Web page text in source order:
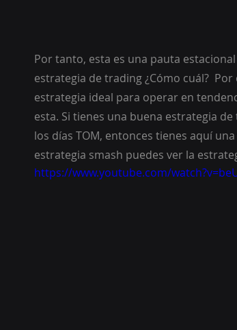
Por tanto, esta es una pauta
estrategia de trading ¿Cómo cuál?
estrategia ideal para operar en
esta. Si tienes una buena estrategia
los días TOM, entonces tienes aquí
estrategia smash puedes ver la
https://www.youtube.com/